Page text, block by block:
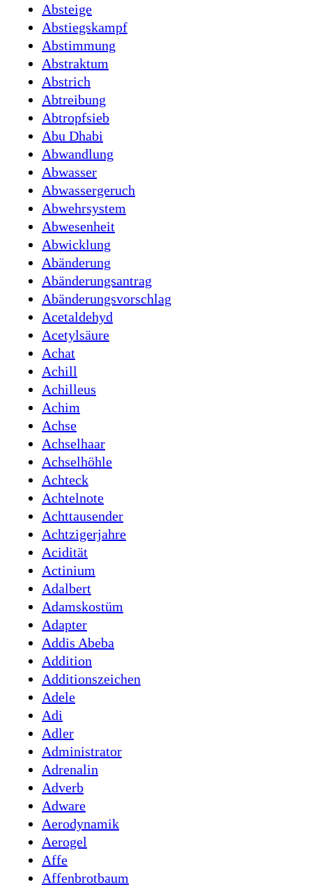
Absteige
Abstiegskampf
Abstimmung
Abstraktum
Abstrich
Abtreibung
Abtropfsieb
Abu Dhabi
Abwandlung
Abwasser
Abwassergeruch
Abwehrsystem
Abwesenheit
Abwicklung
Abänderung
Abänderungsantrag
Abänderungsvorschlag
Acetaldehyd
Acetylsäure
Achat
Achill
Achilleus
Achim
Achse
Achselhaar
Achselhöhle
Achteck
Achtelnote
Achttausender
Achtzigerjahre
Acidität
Actinium
Adalbert
Adamskostüm
Adapter
Addis Abeba
Addition
Additionszeichen
Adele
Adi
Adler
Administrator
Adrenalin
Adverb
Adware
Aerodynamik
Aerogel
Affe
Affenbrotbaum